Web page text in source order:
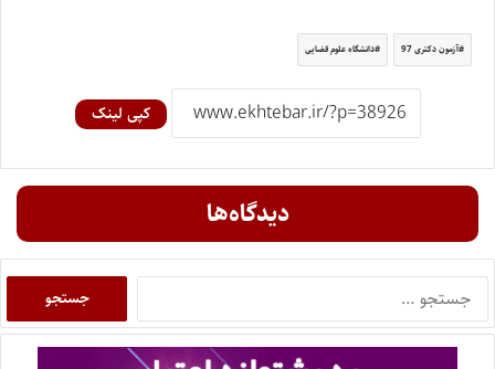
آزمون دکتری 97 دانشگاه علوم قضایی
کپی لینک
دیدگاه‌ها